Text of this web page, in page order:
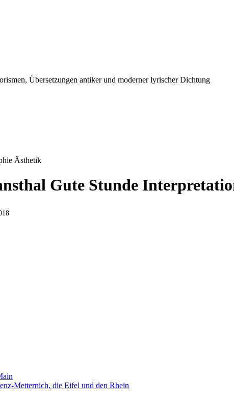
Übersetzungen antiker und moderner lyrischer Dichtung
Ästhetik
Gute Stunde
Metternich, die Eifel und den Rhein